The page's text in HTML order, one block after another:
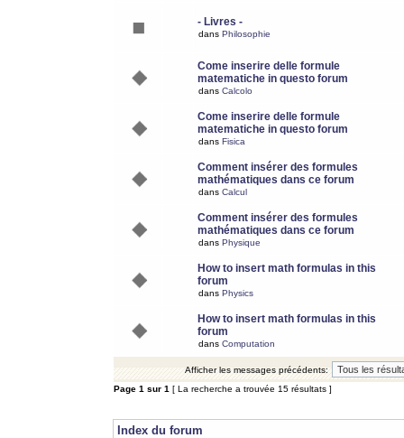
- Livres -
dans Philosophie
Come inserire delle formule
matematiche in questo forum
dans Calcolo
Come inserire delle formule
matematiche in questo forum
dans Fisica
Comment insérer des formules
mathématiques dans ce forum
dans Calcul
Comment insérer des formules
mathématiques dans ce forum
dans Physique
How to insert math formulas in this
forum
dans Physics
How to insert math formulas in this
forum
dans Computation
Afficher les messages précédents:
Page 1 sur 1 [ La recherche a trouvée 15 résultats ]
Index du forum